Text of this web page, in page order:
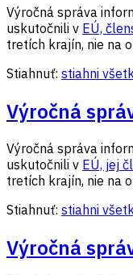
Výročná správa
uskutočnili v EÚ,
tretích krajín, nie na
Stiahnuť: stiahni
Výročná
Výročná správa
uskutočnili v EÚ, jej
tretích krajín, nie na
Stiahnuť: stiahni
Výročná